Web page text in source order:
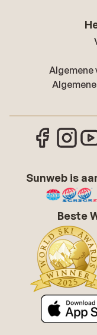
Algemene
Sunweb is
Beste